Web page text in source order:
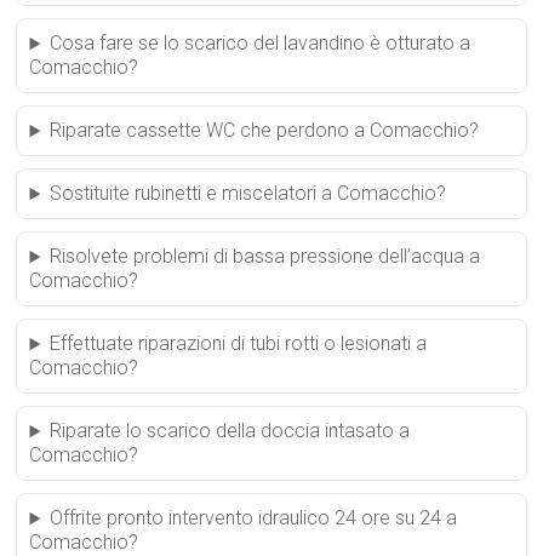
Cosa fare se lo scarico del lavandino è otturato a
Comacchio?
Riparate cassette WC che perdono a Comacchio?
Sostituite rubinetti e miscelatori a Comacchio?
Risolvete problemi di bassa pressione dell’acqua a
Comacchio?
Effettuate riparazioni di tubi rotti o lesionati a
Comacchio?
Riparate lo scarico della doccia intasato a
Comacchio?
Offrite pronto intervento idraulico 24 ore su 24 a
Comacchio?